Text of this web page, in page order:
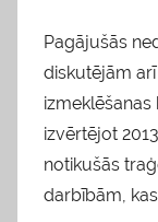
Pagājušās
diskutējām
izvērtējot
notikušās
darbībām,